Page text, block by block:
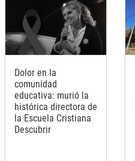
Dolor en la
comunidad
educativa: murió la
histórica directora de
la Escuela Cristiana
Descubrir